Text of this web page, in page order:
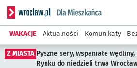
Serwis informacyjny wroclaw.pl
WAKACJE Aktualności Komunikaty
Z MIASTA Pyszne sery, wspaniałe
Rynku do niedzieli trwa